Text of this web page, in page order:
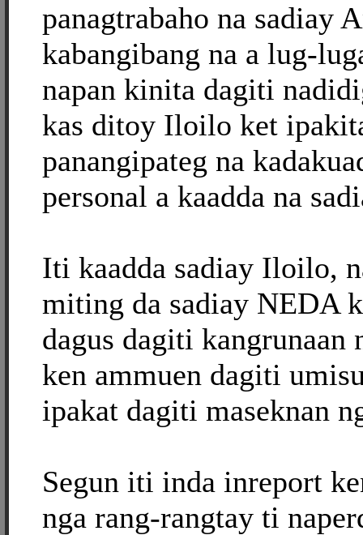
panagtrabaho na sadiay
kabangibang na a lug-
napan kinita dagiti
kas ditoy Iloilo ket
panangipateg na
personal a kaadda na
Iti kaadda sadiay Iloilo,
miting da sadiay NEDA
dagus dagiti kangrunaan
ken ammuen dagiti
ipakat dagiti maseknan
Segun iti inda inreport
nga rang-rangtay ti